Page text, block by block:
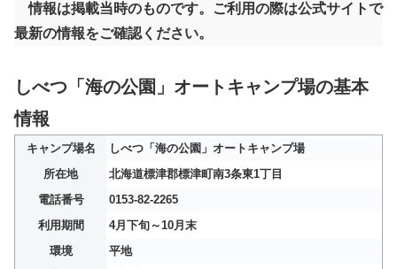
情報は掲載当時のものです。ご利用の際は公式サイトで
最新の情報をご確認ください。
しべつ「海の公園」オートキャンプ場の基本
情報
キャンプ場名
しべつ「海の公園」オートキャンプ場
所在地
北海道標津郡標津町南3条東1丁目
電話番号
0153-82-2265
利用期間
4月下旬～10月末
環境
平地